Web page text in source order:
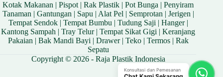
Kotak Makanan |Pispot |Rak Plastik |Pot Bunga |Penyiram
Tanaman | Gantungan | Sapu | Alat Pel | Semprotan | Jerigen |
Tempat Sendok| Tempat Bumbu | Tudung Saji | Hanger|
Kantong Sampah |Tray Telur|Tempat Sikat Gigi |Keranjang
Pakaian | Bak Mandi Bayi | Drawer| Teko| Termos| Rak
Sepatu
Copyright © 2026 - Raja Plastik Indonesia
Konsultasi dan Pemesanan